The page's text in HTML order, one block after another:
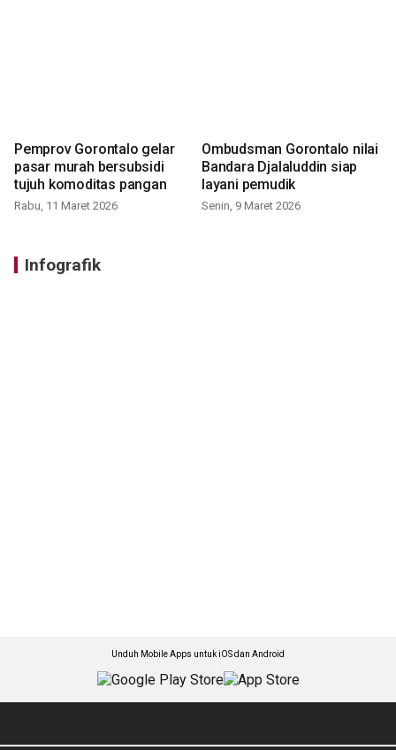
Pemprov Gorontalo gelar
pasar murah bersubsidi
tujuh komoditas pangan
Rabu, 11 Maret 2026
Ombudsman Gorontalo nilai
Bandara Djalaluddin siap
layani pemudik
Senin, 9 Maret 2026
Infografik
Unduh Mobile Apps untuk iOS dan Android